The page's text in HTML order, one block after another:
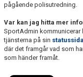
pågående polisutredning.
Var kan jag hitta mer
SportAdmin
tjänsterna på sin statussida
där det framgår vad som
som händer framåt.